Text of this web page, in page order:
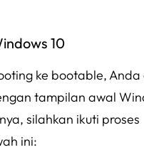
10
ke bootable, Anda
tampilan awal
silahkan ikuti proses
ini: